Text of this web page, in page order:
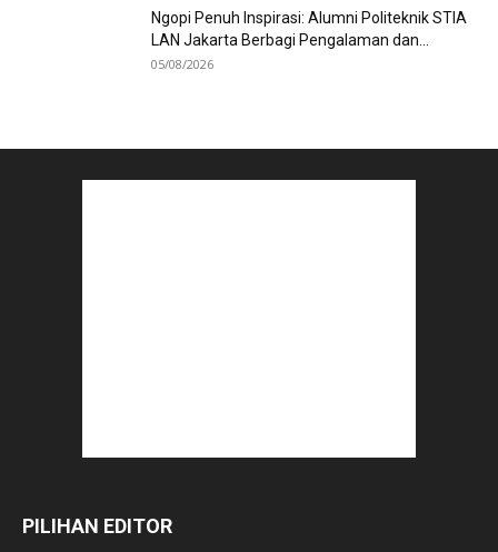
Ngopi Penuh Inspirasi: Alumni Politeknik STIA
LAN Jakarta Berbagi Pengalaman dan...
05/08/2026
PILIHAN EDITOR